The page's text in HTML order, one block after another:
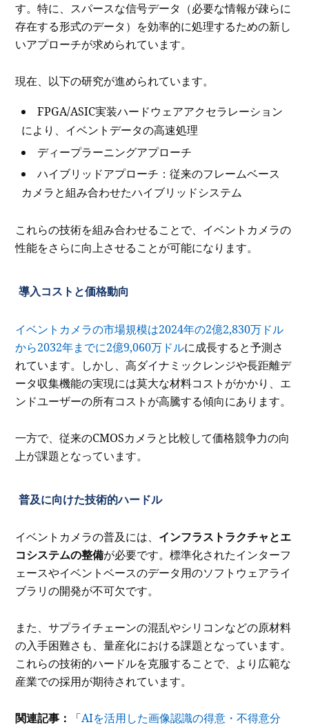
す。特に、スパースな信号データ（必要な情報が疎らに
存在する形式のデータ）を効率的に処理するための新し
いアプローチが求められています。
現在、以下の研究が進められています。
FPGA/ASIC実装ハードウェアアクセラレーション
により、イベントデータの高速処理
ディープラーニングアプローチ
ハイブリッドアプローチ：従来のフレームベース
カメラと組み合わせたハイブリッドシステム
これらの技術を組み合わせることで、イベントカメラの
性能をさらに向上させることが可能になります。
導入コストと価格動向
イベントカメラの市場規模は2024年の2億2,830万ドル
から2032年までに2億9,060万ドルに成長すると予測さ
れています。しかし、高ダイナミックレンジや長距離デ
ータ収集機能の実現には莫大な材料コストがかかり、エ
ンドユーザーの所有コストが高騰する傾向にあります。
一方で、従来のCMOSカメラと比較して価格競争力の向
上が課題となっています。
普及に向けた技術的ハードル
イベントカメラの普及には、 インフラストラクチャとエ
コシステムの整備が必要です。標準化されたインターフ
ェースやイベントベースのデータ用のソフトウェアライ
ブラリの開発が不可欠です。
また、サプライチェーンの混乱やシリコンなどの原材料
の入手困難さも、量産化における課題となっています。
これらの技術的ハードルを克服することで、より広範な
産業での採用が期待されています。
関連記事： 「AIを活用した画像認識の得意・不得意分